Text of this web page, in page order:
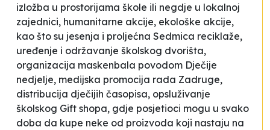
izložba u prostorijama škole ili negdje u lokalnoj
zajednici, humanitarne akcije, ekološke akcije,
kao što su jesenja i proljećna Sedmica reciklaže,
uređenje i održavanje školskog dvorišta,
organizacija maskenbala povodom Dječije
nedjelje, medijska promocija rada Zadruge,
distribucija dječijih časopisa, opsluživanje
školskog Gift shopa, gdje posjetioci mogu u svako
doba da kupe neke od proizvoda koji nastaju na